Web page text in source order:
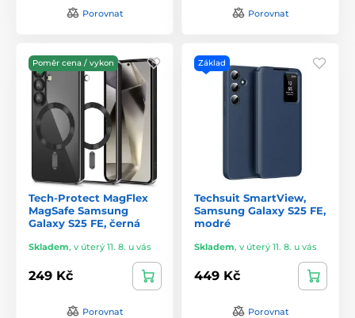
Porovnat Porovnat
Poměr cena / vykon
Tech-Protect MagFlex
MagSafe Samsung
Galaxy S25 FE, černá
Skladem, v úterý 11. 8. u vás
249 Kč
Porovnat
Základ
Techsuit SmartView,
Samsung Galaxy S25 FE,
modré
Skladem, v úterý 11. 8. u vás
449 Kč
Porovnat